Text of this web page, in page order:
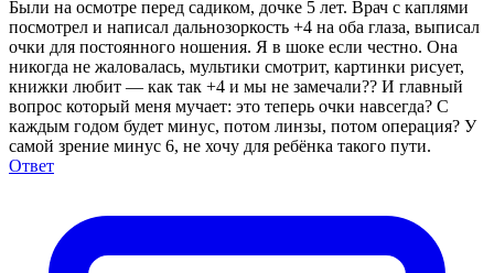
Были на осмотре перед садиком, дочке 5 лет. Врач с каплями
посмотрел и написал дальнозоркость +4 на оба глаза, выписал
очки для постоянного ношения. Я в шоке если честно. Она
никогда не жаловалась, мультики смотрит, картинки рисует,
книжки любит — как так +4 и мы не замечали?? И главный
вопрос который меня мучает: это теперь очки навсегда? С
каждым годом будет минус, потом линзы, потом операция? У
самой зрение минус 6, не хочу для ребёнка такого пути.
Ответ